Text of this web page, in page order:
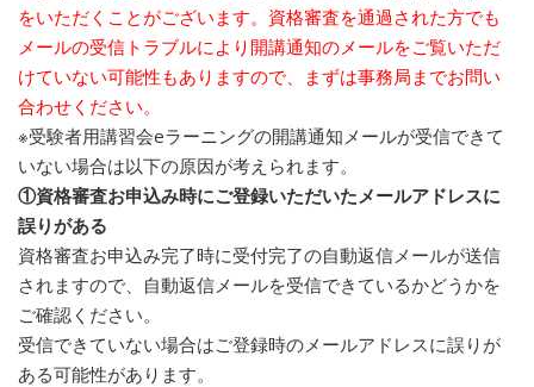
をいただくことがございます。資格審査を通過された方でも
メールの受信トラブルにより開講通知のメールをご覧いただ
けていない可能性もありますので、まずは事務局までお問い
合わせください。
※受験者用講習会eラーニングの開講通知メールが受信できて
いない場合は以下の原因が考えられます。
①資格審査お申込み時にご登録いただいたメールアドレスに
誤りがある
資格審査お申込み完了時に受付完了の自動返信メールが送信
されますので、自動返信メールを受信できているかどうかを
ご確認ください。
受信できていない場合はご登録時のメールアドレスに誤りが
ある可能性があります。